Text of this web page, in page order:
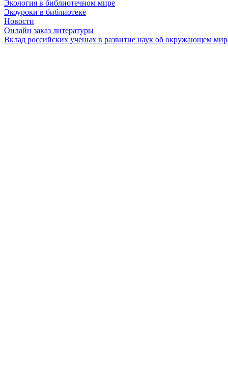
Экология в библиотечном мире
Экоуроки в библиотеке
Новости
Онлайн заказ литературы
Вклад российских ученых в развитие наук об окружающем